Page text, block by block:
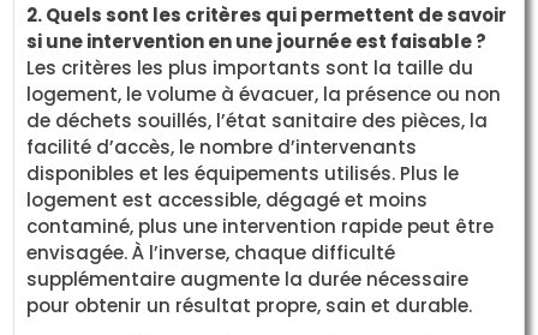
2. Quels sont les critères qui permettent de savoir
si une intervention en une journée est faisable ?
Les critères les plus importants sont la taille du
logement, le volume à évacuer, la présence ou non
de déchets souillés, l’état sanitaire des pièces, la
facilité d’accès, le nombre d’intervenants
disponibles et les équipements utilisés. Plus le
logement est accessible, dégagé et moins
contaminé, plus une intervention rapide peut être
envisagée. À l’inverse, chaque difficulté
supplémentaire augmente la durée nécessaire
pour obtenir un résultat propre, sain et durable.